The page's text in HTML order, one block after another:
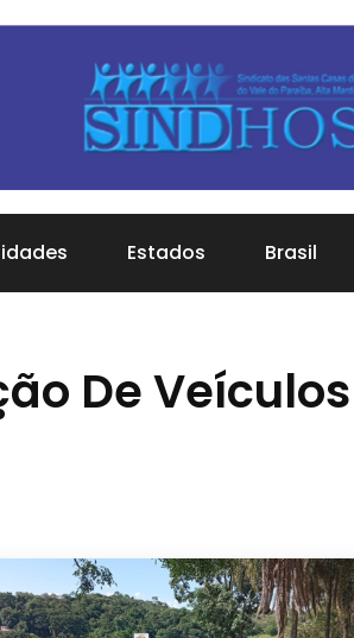
Estados Brasil
De Veículos